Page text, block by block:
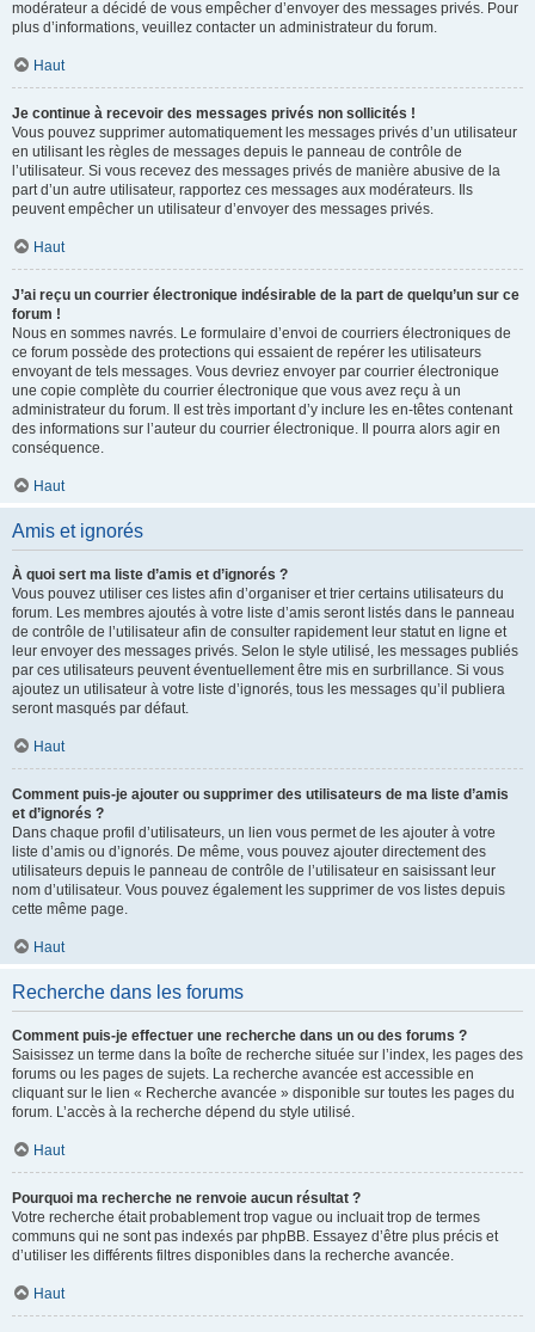
modérateur a décidé de vous empêcher d’envoyer des messages privés. Pour
plus d’informations, veuillez contacter un administrateur du forum.
Haut
Je continue à recevoir des messages privés non sollicités !
Vous pouvez supprimer automatiquement les messages privés d’un utilisateur
en utilisant les règles de messages depuis le panneau de contrôle de
l’utilisateur. Si vous recevez des messages privés de manière abusive de la
part d’un autre utilisateur, rapportez ces messages aux modérateurs. Ils
peuvent empêcher un utilisateur d’envoyer des messages privés.
Haut
J’ai reçu un courrier électronique indésirable de la part de quelqu’un sur ce
forum !
Nous en sommes navrés. Le formulaire d’envoi de courriers électroniques de
ce forum possède des protections qui essaient de repérer les utilisateurs
envoyant de tels messages. Vous devriez envoyer par courrier électronique
une copie complète du courrier électronique que vous avez reçu à un
administrateur du forum. Il est très important d’y inclure les en-têtes contenant
des informations sur l’auteur du courrier électronique. Il pourra alors agir en
conséquence.
Haut
Amis et ignorés
À quoi sert ma liste d’amis et d’ignorés ?
Vous pouvez utiliser ces listes afin d’organiser et trier certains utilisateurs du
forum. Les membres ajoutés à votre liste d’amis seront listés dans le panneau
de contrôle de l’utilisateur afin de consulter rapidement leur statut en ligne et
leur envoyer des messages privés. Selon le style utilisé, les messages publiés
par ces utilisateurs peuvent éventuellement être mis en surbrillance. Si vous
ajoutez un utilisateur à votre liste d’ignorés, tous les messages qu’il publiera
seront masqués par défaut.
Haut
Comment puis-je ajouter ou supprimer des utilisateurs de ma liste d’amis
et d’ignorés ?
Dans chaque profil d’utilisateurs, un lien vous permet de les ajouter à votre
liste d’amis ou d’ignorés. De même, vous pouvez ajouter directement des
utilisateurs depuis le panneau de contrôle de l’utilisateur en saisissant leur
nom d’utilisateur. Vous pouvez également les supprimer de vos listes depuis
cette même page.
Haut
Recherche dans les forums
Comment puis-je effectuer une recherche dans un ou des forums ?
Saisissez un terme dans la boîte de recherche située sur l’index, les pages des
forums ou les pages de sujets. La recherche avancée est accessible en
cliquant sur le lien « Recherche avancée » disponible sur toutes les pages du
forum. L’accès à la recherche dépend du style utilisé.
Haut
Pourquoi ma recherche ne renvoie aucun résultat ?
Votre recherche était probablement trop vague ou incluait trop de termes
communs qui ne sont pas indexés par phpBB. Essayez d’être plus précis et
d’utiliser les différents filtres disponibles dans la recherche avancée.
Haut